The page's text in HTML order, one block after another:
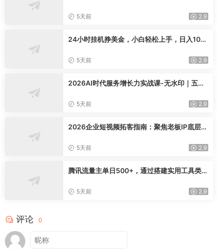
knit-desktop
5天前 2.9
24小时挂机挣美金，小白轻松上手，日入100
5天前 2.9
2026AI时代服务增长力实战课-无水印｜五力
卷实现长效业绩增长
5天前 2.9
2026企业短视频拓客指南：聚焦老板IP底层逻
交完整获客链路
5天前 2.9
腾讯流量主单日500+，通过搭建实用工具类小
5天前 2.9
评论 0